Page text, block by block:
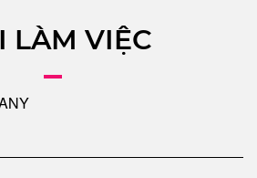
LÀM VIỆC